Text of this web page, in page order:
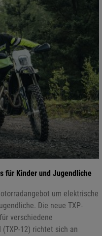
für Kinder und Jugendliche
um elektrische
Die neue TXP-
verschiedene
12) richtet sich an